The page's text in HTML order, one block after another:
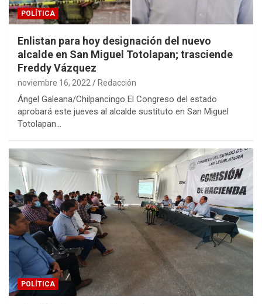
POLÍTICA
Enlistan para hoy designación del nuevo
alcalde en San Miguel Totolapan; trasciende
Freddy Vázquez
noviembre 16, 2022 Redacción
Ángel Galeana/Chilpancingo El Congreso del estado
aprobará este jueves al alcalde sustituto en San Miguel
Totolapan…
POLÍTICA